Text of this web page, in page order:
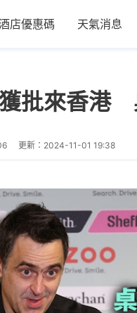
店優惠碼 天氣消息
批來香港
更新： 2024-11-01 19:38